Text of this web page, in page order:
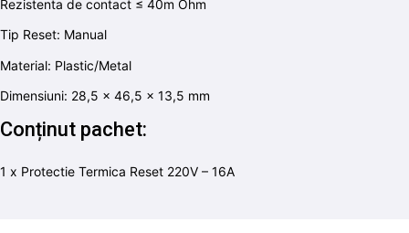
Rezistenta de contact ≤ 40m Ohm
Tip Reset: Manual
Material: Plastic/Metal
Dimensiuni: 28,5 x 46,5 x 13,5 mm
Conținut pachet:
1 x Protectie Termica Reset 220V – 16A